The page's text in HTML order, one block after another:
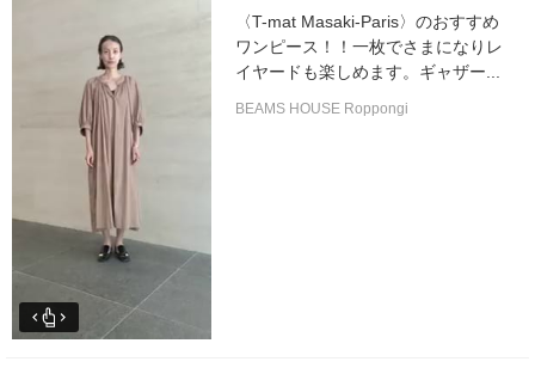
〈T-mat Masaki-Paris〉のおすすめ
ワンピース！！一枚でさまになりレ
イヤードも楽しめます。ギャザー...
BEAMS HOUSE Roppongi